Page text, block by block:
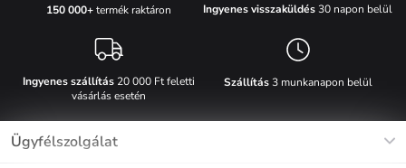
150 000+termék raktáron Ingyenes visszaküldés30 napon belül
Ingyenes szállítás20 000 Ft feletti
vásárlás esetén
Szállítás3 munkanapon belül
Ügyfélszolgálat